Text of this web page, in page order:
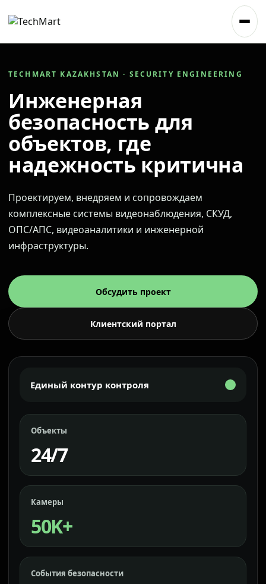
TECHMART KAZAKHSTAN · SECURITY ENGINEERING
Инженерная
безопасность для
объектов, где
надежность критична
Проектируем, внедряем и сопровождаем
комплексные системы видеонаблюдения, СКУД,
ОПС/АПС, видеоаналитики и инженерной
инфраструктуры.
Обсудить проект
Клиентский портал
Единый контур контроля
Объекты
24/7
Камеры
50K+
События безопасности